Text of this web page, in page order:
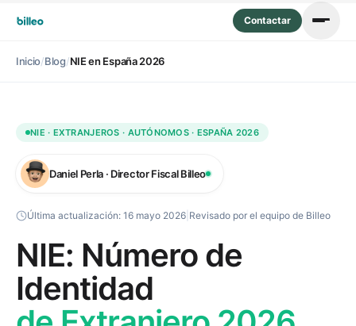
Contactar
Inicio/Blog/NIE en España 2026
NIE · EXTRANJEROS · AUTÓNOMOS · ESPAÑA 2026
Daniel Perla · Director Fiscal Billeo
Última actualización: 16 mayo 2026 Revisado por el equipo de Billeo
NIE: Número de
Identidad